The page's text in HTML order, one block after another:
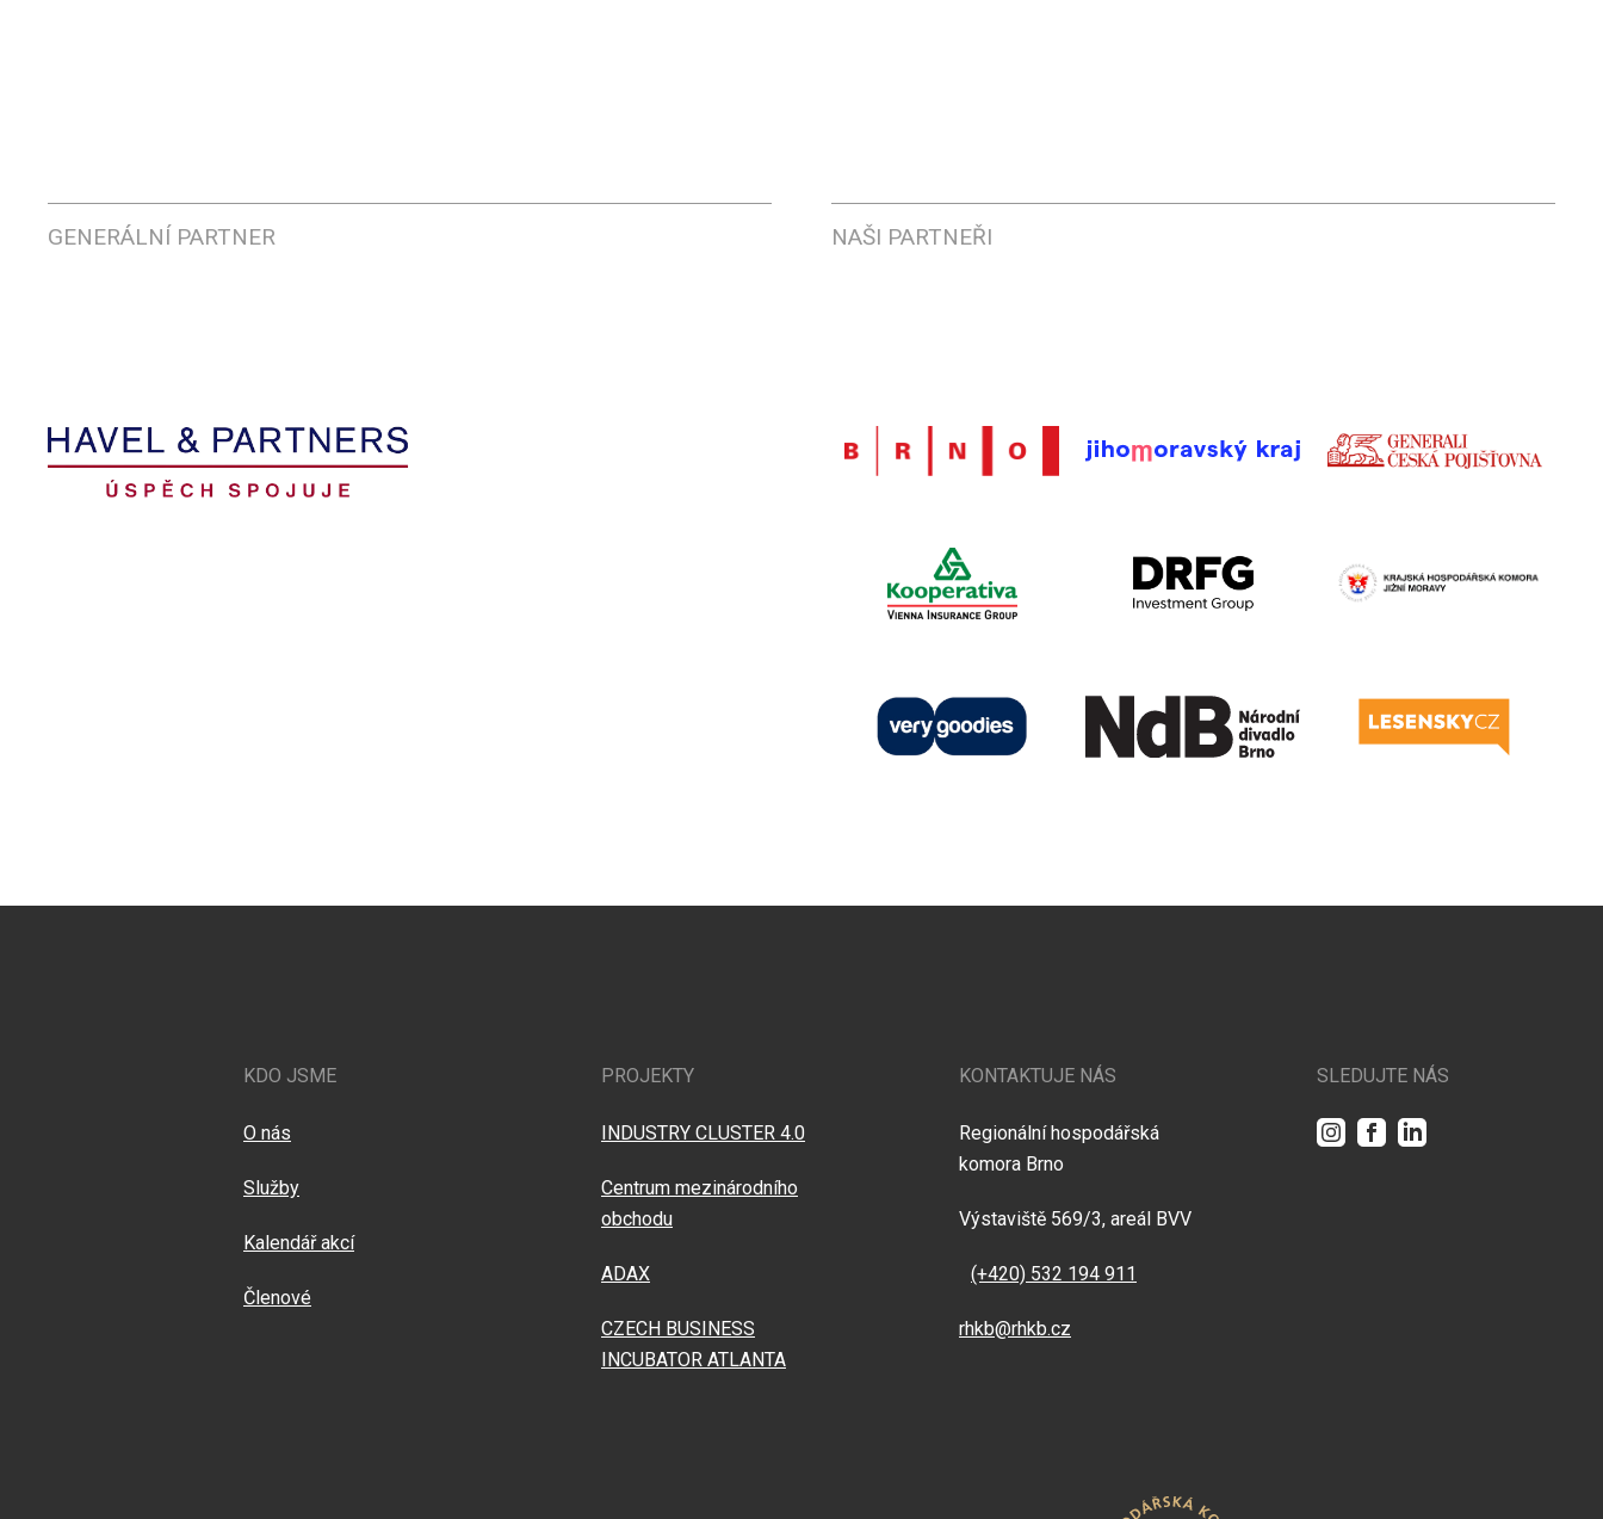
GENERÁLNÍ PARTNER NAŠI PARTNEŘI
KDO JSME
O nás
Služby
Kalendář akcí
Členové
PROJEKTY
INDUSTRY CLUSTER 4.0
Centrum mezinárodního
obchodu
ADAX
CZECH BUSINESS
INCUBATOR ATLANTA
KONTAKTUJE NÁS
Regionální hospodářská
komora Brno
Výstaviště 569/3, areál BVV
(+420) 532 194 911
rhkb@rhkb.cz
SLEDUJTE NÁS
InstagramFacebookLinkedIn